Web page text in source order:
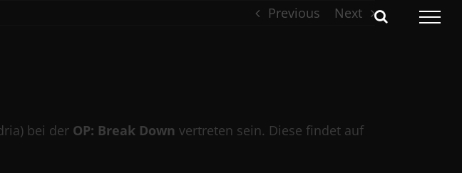
Previous Next
bei der OP: Break Down vertreten sein. Diese findet auf